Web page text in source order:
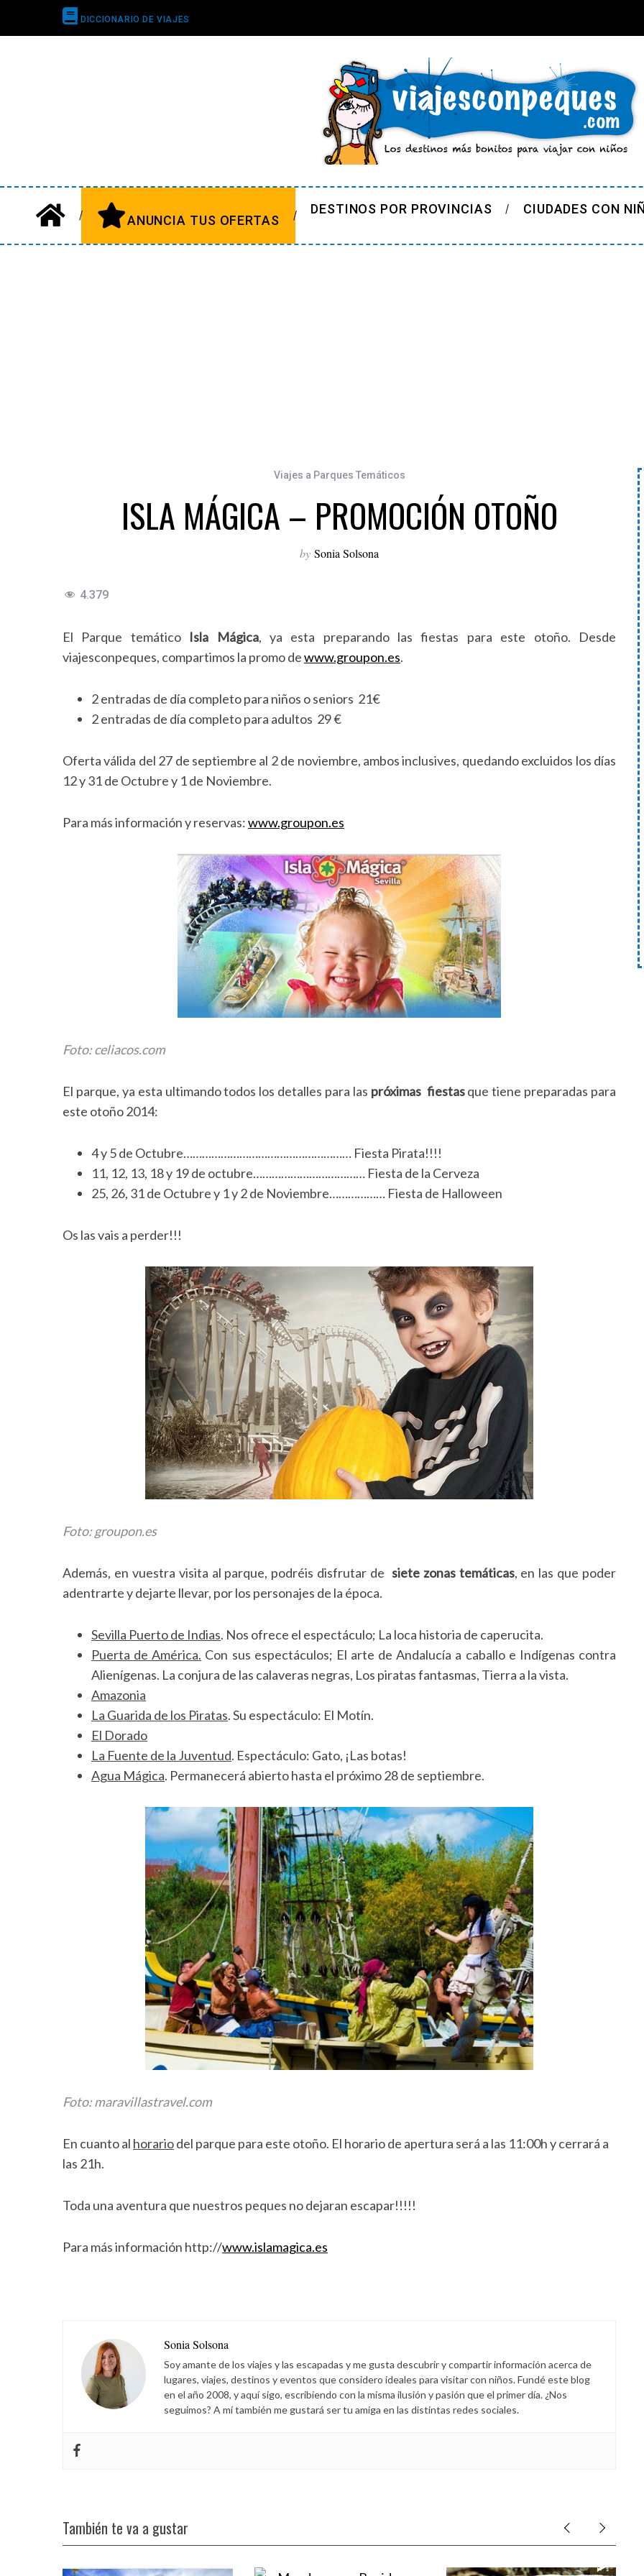
DICCIONARIO DE VIAJES
ANUNCIA TUS OFERTAS
DESTINOS POR PROVINCIAS CIUDADES CON
Viajes a Parques Temáticos
ISLA MÁGICA – PROMOCIÓN OTOÑO
by Sonia Solsona
4.379
El Parque temáticoIsla Mágica, ya esta preparando las fiestas para este otoño. Desde
viajesconpeques, compartimos la promo dewww.groupon.es.
2 entradas de día completo para niños o seniors 21€
2 entradas de día completo para adultos 29 €
Oferta válida del 27 de septiembre al 2 de noviembre, ambos inclusives, quedando excluidos los días
12 y 31 de Octubre y 1 de Noviembre.
Para más información y reservas:www.groupon.es
Foto: celiacos.com
El parque, ya esta ultimando todos los detalles para las próximas fiestasque tiene preparadas para
este otoño 2014:
4 y 5 de Octubre……………………………………………… Fiesta Pirata!!!!
11, 12, 13, 18 y 19 de octubre……………………………… Fiesta de la Cerveza
25, 26, 31 de Octubre y 1 y 2 de Noviembre……………… Fiesta de Halloween
Os las vais a perder!!!
Foto: groupon.es
Además, en vuestra visita al parque, podréis disfrutar de siete zonas temáticas, en las que poder
adentrarte y dejarte llevar, por los personajes de la época.
Sevilla Puerto de Indias. Nos ofrece el espectáculo; La loca historia de caperucita.
Puerta de América. Con sus espectáculos; El arte de Andalucía a caballo e Indígenas contra
Alienígenas. La conjura de las calaveras negras, Los piratas fantasmas, Tierra a la vista.
Amazonia
La Guarida de los Piratas. Su espectáculo: El Motín.
El Dorado
La Fuente de la Juventud. Espectáculo: Gato, ¡Las botas!
Agua Mágica. Permanecerá abierto hasta el próximo 28 de septiembre.
Foto: maravillastravel.com
En cuanto al horariodel parque para este otoño. El horario de apertura será a las 11:00h y cerrará a
las 21h.
Toda una aventura que nuestros peques no dejaran escapar!!!!!
Para más información http://www.islamagica.es
Sonia Solsona
Soy amante de los viajes y las escapadas y me gusta descubrir y compartir información acerca de
lugares, viajes, destinos y eventos que considero ideales para visitar con niños. Fundé este blog
en el año 2008, y aquí sigo, escribiendo con la misma ilusión y pasión que el primer día. ¿Nos
seguimos? A mí también me gustará ser tu amiga en las distintas redes sociales.
También te va a gustar
S
e
a
r
c
h
f
o
r
: